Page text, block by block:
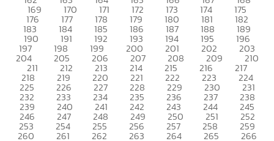
169 170 171 172 173 174 175
176 177 178 179 180 181 182
183 184 185 186 187 188 189
190 191 192 193 194 195 196
197 198 199 200 201 202 203
204 205 206 207 208 209 210
211 212 213 214 215 216 217
218 219 220 221 222 223 224
225 226 227 228 229 230 231
232 233 234 235 236 237 238
239 240 241 242 243 244 245
246 247 248 249 250 251 252
253 254 255 256 257 258 259
260 261 262 263 264 265 266